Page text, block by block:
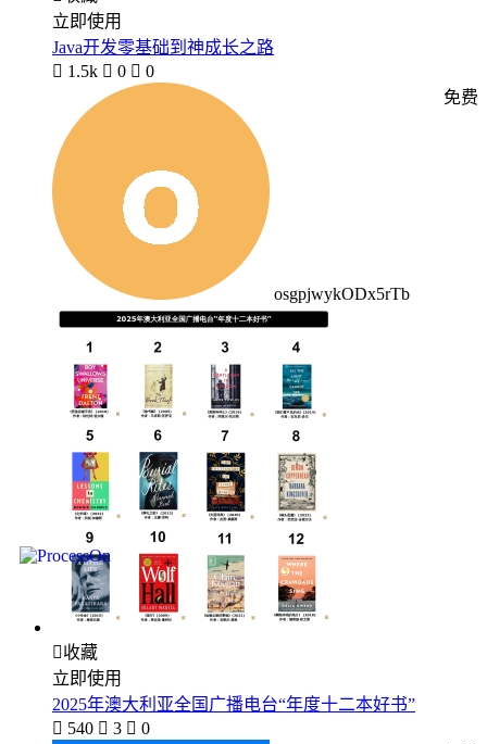
立即使用
Java开发零基础到神成长之路
 1.5k  0  0
osgpjwykODx5rTb
免费
收藏
立即使用
2025年澳大利亚全国广播电台“年度十二本好书”
 540  3  0